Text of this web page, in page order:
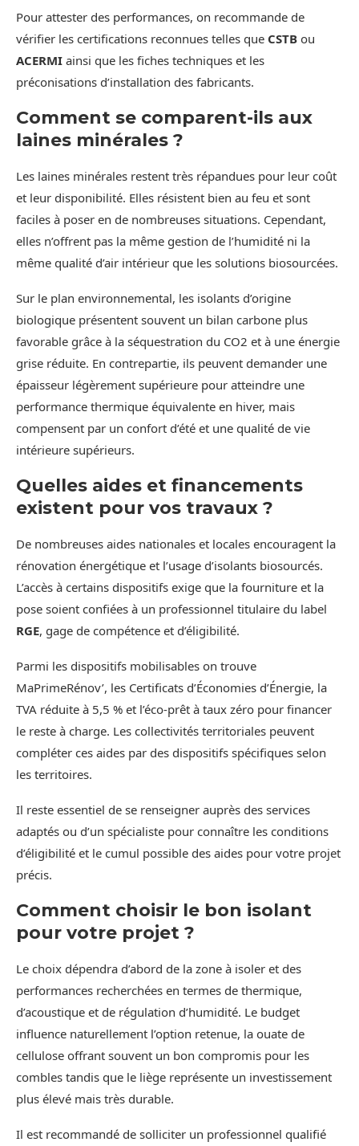
Pour attester des performances, on recommande de
vérifier les certifications reconnues telles que CSTB ou
ACERMI ainsi que les fiches techniques et les
préconisations d’installation des fabricants.
Comment se comparent-ils aux
laines minérales ?
Les laines minérales restent très répandues pour leur coût
et leur disponibilité. Elles résistent bien au feu et sont
faciles à poser en de nombreuses situations. Cependant,
elles n’offrent pas la même gestion de l’humidité ni la
même qualité d’air intérieur que les solutions biosourcées.
Sur le plan environnemental, les isolants d’origine
biologique présentent souvent un bilan carbone plus
favorable grâce à la séquestration du CO2 et à une énergie
grise réduite. En contrepartie, ils peuvent demander une
épaisseur légèrement supérieure pour atteindre une
performance thermique équivalente en hiver, mais
compensent par un confort d’été et une qualité de vie
intérieure supérieurs.
Quelles aides et financements
existent pour vos travaux ?
De nombreuses aides nationales et locales encouragent la
rénovation énergétique et l’usage d’isolants biosourcés.
L’accès à certains dispositifs exige que la fourniture et la
pose soient confiées à un professionnel titulaire du label
RGE, gage de compétence et d’éligibilité.
Parmi les dispositifs mobilisables on trouve
MaPrimeRénov’, les Certificats d’Économies d’Énergie, la
TVA réduite à 5,5 % et l’éco-prêt à taux zéro pour financer
le reste à charge. Les collectivités territoriales peuvent
compléter ces aides par des dispositifs spécifiques selon
les territoires.
Il reste essentiel de se renseigner auprès des services
adaptés ou d’un spécialiste pour connaître les conditions
d’éligibilité et le cumul possible des aides pour votre projet
précis.
Comment choisir le bon isolant
pour votre projet ?
Le choix dépendra d’abord de la zone à isoler et des
performances recherchées en termes de thermique,
d’acoustique et de régulation d’humidité. Le budget
influence naturellement l’option retenue, la ouate de
cellulose offrant souvent un bon compromis pour les
combles tandis que le liège représente un investissement
plus élevé mais très durable.
Il est recommandé de solliciter un professionnel qualifié